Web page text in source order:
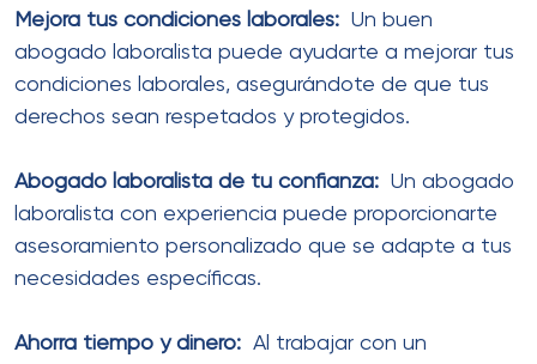
Mejora tus condiciones laborales: Un buen
abogado laboralista puede ayudarte a mejorar tus
condiciones laborales, asegurándote de que tus
derechos sean respetados y protegidos.
Abogado laboralista de tu confianza: Un abogado
laboralista con experiencia puede proporcionarte
asesoramiento personalizado que se adapte a tus
necesidades específicas.
Ahorra tiempo y dinero: Al trabajar con un